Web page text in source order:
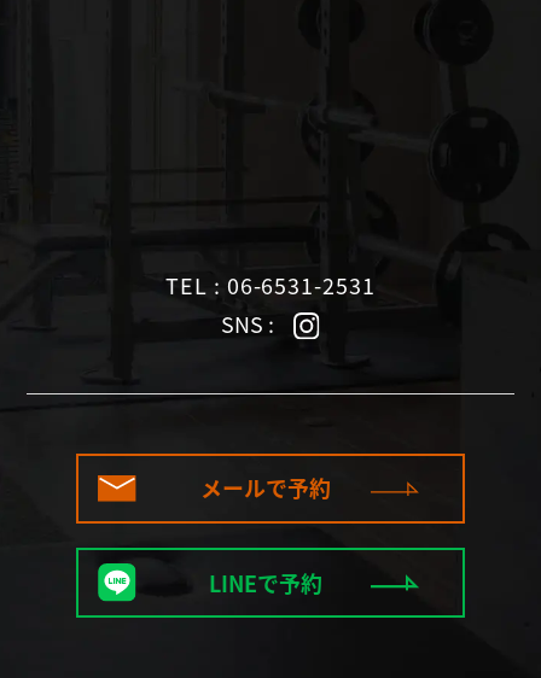
TEL : 06-6531-2531
SNS :
メールで予約
LINEで予約